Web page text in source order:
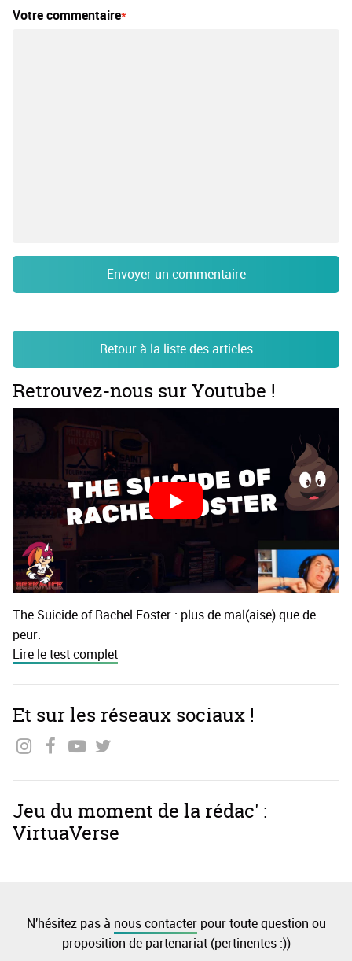
Votre commentaire
Envoyer un commentaire
Retour à la liste des articles
Retrouvez-nous sur Youtube !
The Suicide of Rachel Foster : plus de mal(aise) que de
peur.
Lire le test complet
Et sur les réseaux sociaux !
Jeu du moment de la rédac' :
VirtuaVerse
N'hésitez pas à nous contacterpour toute question ou
proposition de partenariat (pertinentes :))